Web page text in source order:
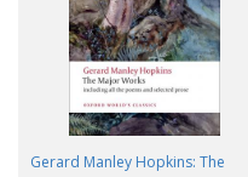
Gerard Manley Hopkins: The